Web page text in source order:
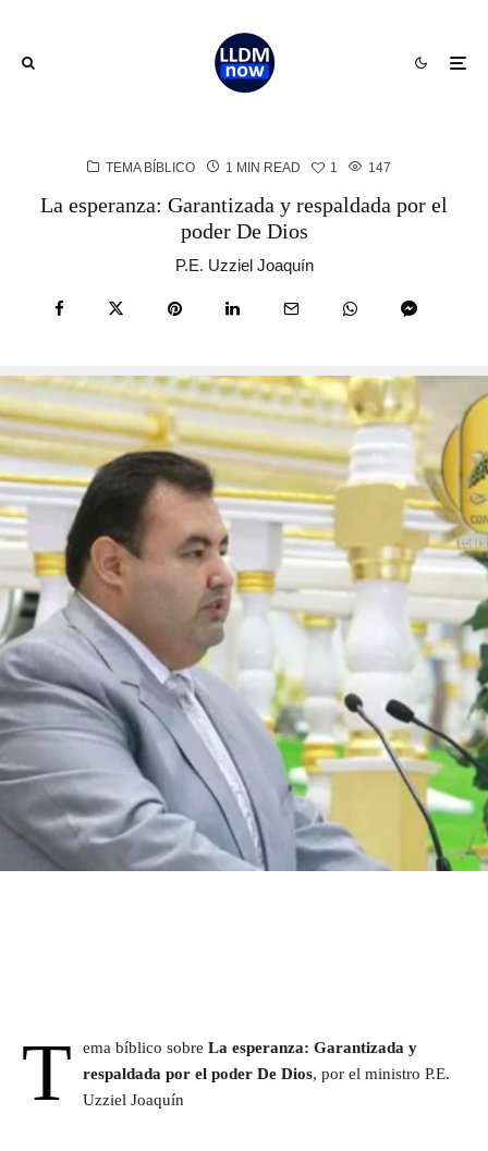
TEMA BÍBLICO 1 MIN READ 1 147
La esperanza: Garantizada y respaldada por el
poder De Dios
P.E. Uzziel Joaquín
T ema bíblico sobre La esperanza: Garantizada y
respaldada por el poder De Dios, por el ministro P.E.
Uzziel Joaquín